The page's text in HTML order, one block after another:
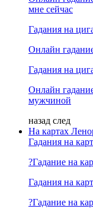
мне сейчас
Гадания на
Онлайн
Гадания на
Онлайн
мужчиной
назад след
На картах
Гадания на
?Гадание на
Гадания на
?Гадание на